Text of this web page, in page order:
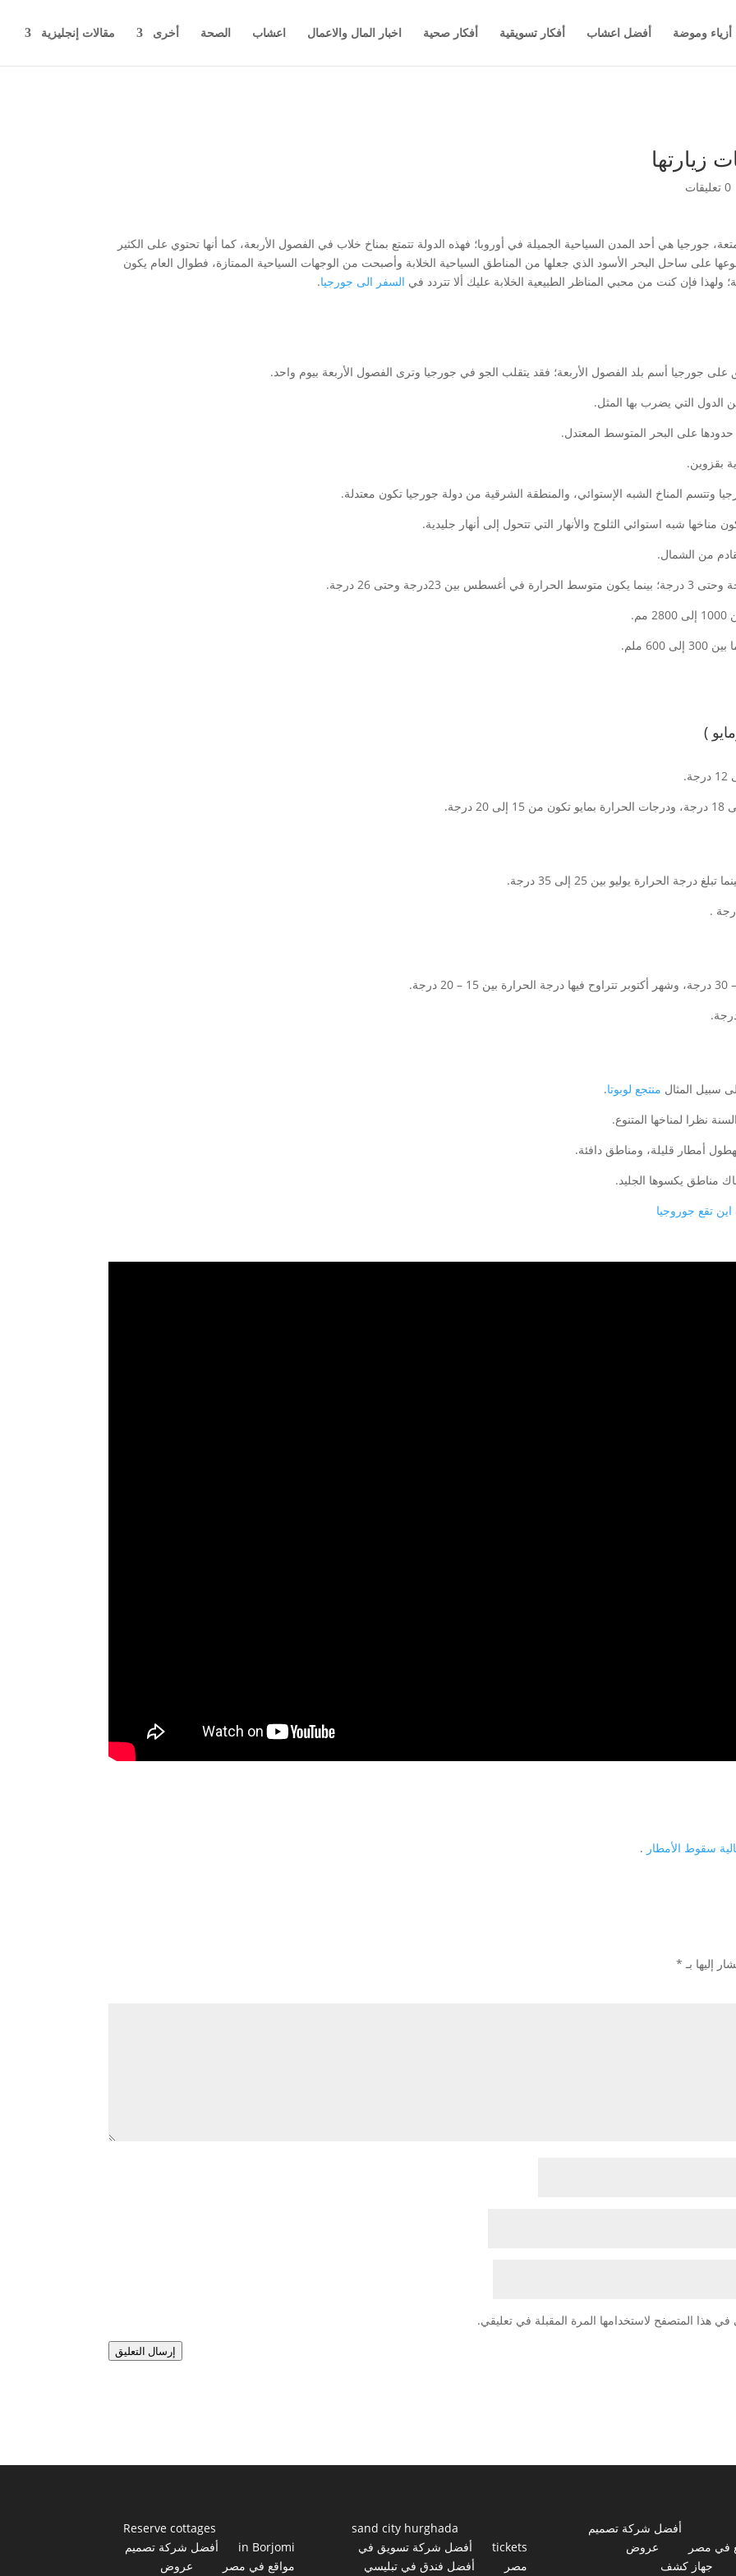
أزياء وموضة أفضل اعشاب أفكار تسويقية أفكار صحية اخبار المال والاعمال اعشاب الصحة أخرى مقالات إنجليزية
زيارتها
0 تعليقات
جورجيا هي أحد المدن السياحية الجميلة في أوروبا؛ فهذه الدولة تتمتع بمناخ خلاب في الفصول الأربعة، كما أنها تحتوي على الكثير
على ساحل البحر الأسود الذي جعلها من المناطق السياحية الخلابة وأصبحت من الوجهات السياحية الممتازة، فطوال العام يكون
ولهذا فإن كنت من محبي المناظر الطبيعية الخلابة عليك ألا تتردد في السفر الى جورجيا.
جورجيا أسم بلد الفصول الأربعة؛ فقد يتقلب الجو في جورجيا وترى الفصول الأربعة بيوم واحد.
الدول التي يضرب بها المثل.
على البحر المتوسط المعتدل.
بقزوين.
وتتسم المناخ الشبه الإستوائي، والمنطقة الشرقية من دولة جورجيا تكون معتدلة.
شبه استوائي الثلوج والأنهار التي تتحول إلى أنهار جليدية.
من الشمال.
ملم.
)
سبيل المثال منتجع لوبوتا.
نظرا لمناخها المتنوع.
أمطار قليلة، ومناطق دافئة.
مناطق يكسوها الجليد.
اين تقع جوروجيا
سقوط الأمطار .
إليها بـ *
هذا المتصفح لاستخدامها المرة المقبلة في تعليقي.
إرسال التعليق
Reserve cottages
in Borjomi
أفضل شركة تصميم
مواقع في مصر
عروض
sand city hurghada
tickets
أفضل شركة تسويق في
مصر
أفضل فندق في تبليسي
أفضل شركة تصميم
في مصر
عروض
جهاز كشف